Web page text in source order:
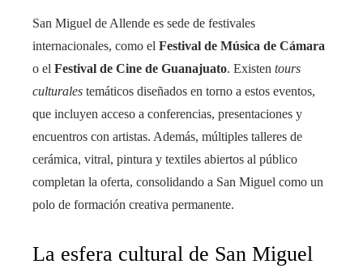
San Miguel de Allende es sede de festivales
internacionales, como el Festival de Música de Cámara
o el Festival de Cine de Guanajuato. Existen tours
culturales temáticos diseñados en torno a estos eventos,
que incluyen acceso a conferencias, presentaciones y
encuentros con artistas. Además, múltiples talleres de
cerámica, vitral, pintura y textiles abiertos al público
completan la oferta, consolidando a San Miguel como un
polo de formación creativa permanente.
La esfera cultural de San Miguel